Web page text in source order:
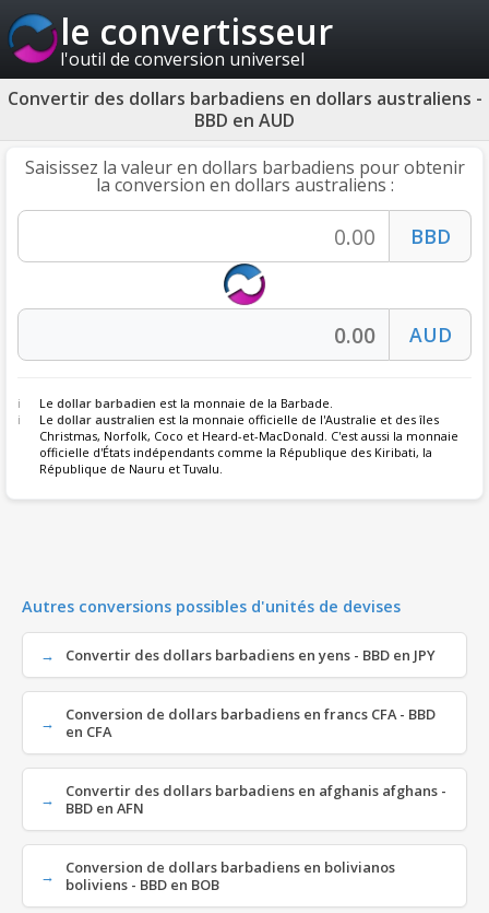
le convertisseur
l'outil de conversion universel
Convertir des dollars barbadiens en dollars australiens -
BBD en AUD
Saisissez la valeur en dollars barbadiens pour obtenir
la conversion en dollars australiens :
Le dollar barbadien est la monnaie de la Barbade.
Le dollar australien est la monnaie officielle de l'Australie et des îles
Christmas, Norfolk, Coco et Heard-et-MacDonald. C'est aussi la monnaie
officielle d'États indépendants comme la République des Kiribati, la
République de Nauru et Tuvalu.
Autres conversions possibles d'unités de devises
Convertir des dollars barbadiens en yens - BBD en JPY
Conversion de dollars barbadiens en francs CFA - BBD
en CFA
Convertir des dollars barbadiens en afghanis afghans -
BBD en AFN
Conversion de dollars barbadiens en bolivianos
boliviens - BBD en BOB